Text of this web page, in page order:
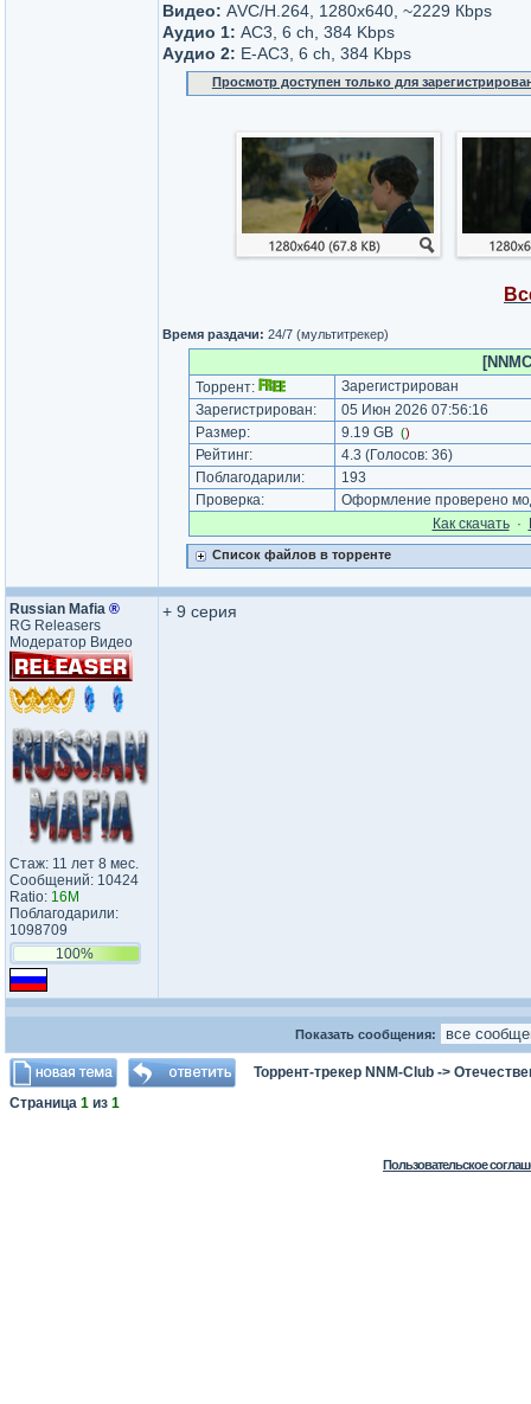
Видео: АVC/H.264, 1280х640, ~2229 Кbps
Аудио 1: AC3, 6 ch, 384 Kbps
Аудио 2: Е-AC3, 6 ch, 384 Kbps
Просмотр доступен только для
Время раздачи: 24/7 (мультитрекер)
Торрент:
Зарегистрирован
Зарегистрирован:
05 Июн 2026 07:56:16
Размер:
9.19 GB ()
Рейтинг: 4.3 (Голосов: 36)
Поблагодарили:
193
Проверка:
Оформление проверено
Как cкачать·
Список файлов в торренте
Russian Mafia ®
RG Releasers
Модератор Видео
Стаж: 11 лет 8 мес.
Сообщений: 10424
Ratio: 16M
Поблагодарили:
1098709
100%
+ 9 серия
Показать сообщения:
Торрент-трекер NNM-Club ->
Страница 1 из 1
Пользовательское